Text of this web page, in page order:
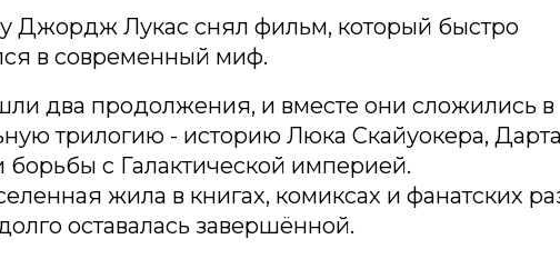
Джордж Лукас снял фильм, который быстро
в современный миф.
два продолжения, и вместе они сложились в
трилогию - историю Люка Скайуокера, Дарта
борьбы с Галактической империей.
жила в книгах, комиксах и фанатских
оставалась завершённой.